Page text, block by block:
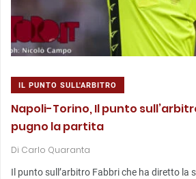
IL PUNTO SULL'ARBITRO
Napoli-Torino, Il punto
pugno la partita
Di Carlo Quaranta
Il punto sull’arbitro Fabbri che ha diretto la